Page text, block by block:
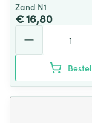
Zand N1
€ 16,80
Bestel